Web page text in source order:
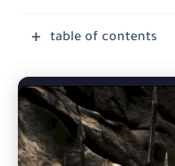
table of contents